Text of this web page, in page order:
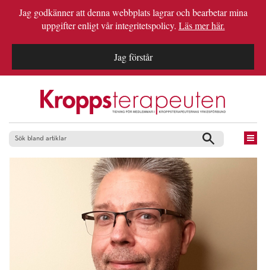
Jag godkänner att denna webbplats lagrar och bearbetar mina
uppgifter enligt vår integritetspolicy. Läs mer här.
Jag förstår